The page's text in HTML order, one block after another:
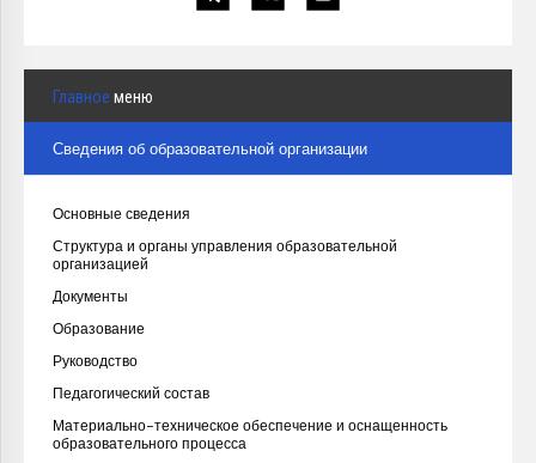
Главное меню
Сведения об образовательной организации
Основные сведения
Структура и органы управления образовательной
организацией
Документы
Образование
Руководство
Педагогический состав
Материально-техническое обеспечение и оснащенность
образовательного процесса